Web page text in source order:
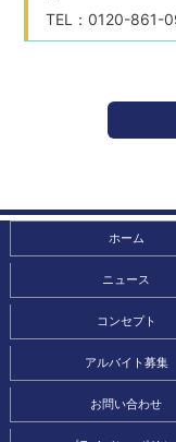
TEL：0120-861-
ホーム
ニュース
コンセプト
アルバイト募集
お問い合わせ